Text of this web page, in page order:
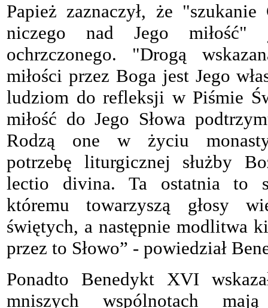
Papież zaznaczył, że
niczego nad Jego miłość"
ochrzczonego. "Drogą
miłości przez Boga jest Jego
ludziom do refleksji w Piśmie
miłość do Jego Słowa
Rodzą one w życiu
potrzebę liturgicznej służby
lectio divina. Ta ostatnia to
któremu towarzyszą głosy
świętych, a następnie modlitwa
przez to Słowo” - powiedział
Ponadto Benedykt XVI
mniszych wspólnotach